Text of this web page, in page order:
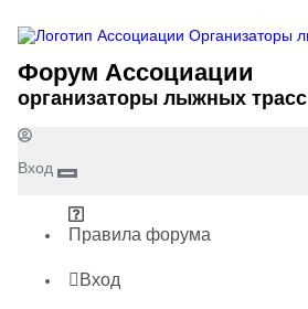
Форум Ассоциации
организаторы лыжных трасс
Вход
Правила форума
Вход